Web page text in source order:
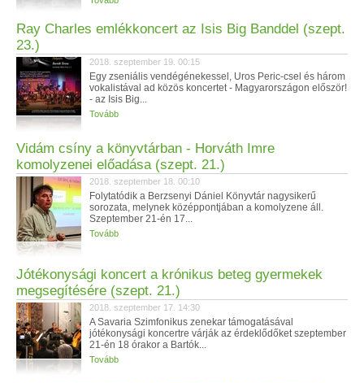
Ray Charles emlékkoncert az Isis Big Banddel (szept.
23.)
2018. szeptember 19. 00:15
Egy zseniális vendégénekessel, Uros Peric-csel és három
vokalistával ad közös koncertet - Magyarországon először!
- az Isis Big...
Tovább
Vidám csíny a könyvtárban - Horváth Imre
komolyzenei előadása (szept. 21.)
2018. szeptember 18. 00:10
Folytatódik a Berzsenyi Dániel Könyvtár nagysikerű
sorozata, melynek középpontjában a komolyzene áll.
Szeptember 21-én 17...
Tovább
Jótékonysági koncert a krónikus beteg gyermekek
megsegítésére (szept. 21.)
2018. szeptember 17. 14:30
A Savaria Szimfonikus zenekar támogatásával
jótékonysági koncertre várják az érdeklődőket szeptember
21-én 18 órakor a Bartók...
Tovább